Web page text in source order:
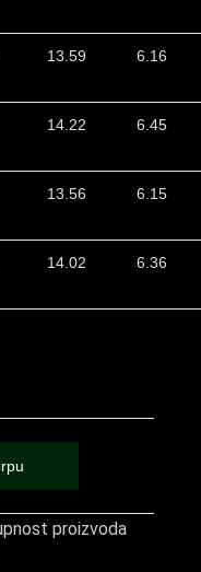
13.59 6.16
14.22 6.45
13.56 6.15
14.02 6.36
proizvoda